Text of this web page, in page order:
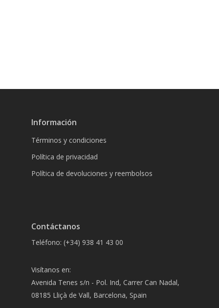
Información
Términos y condiciones
Política de privacidad
Política de devoluciones y reembolsos
Contáctanos
Teléfono: (+34) 938 41 43 00
Visítanos en:
Avenida Tenes s/n - Pol. Ind, Carrer Can Nadal,
08185 Lliçà de Vall, Barcelona, Spain